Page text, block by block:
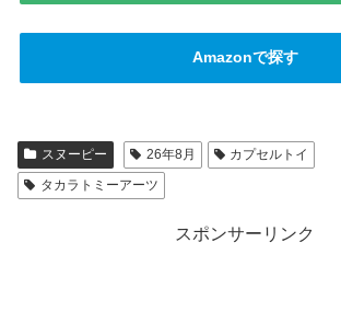
Amazonで探す
スヌーピー 26年8月
カプセルトイ
タカラトミーアーツ
スポンサーリンク